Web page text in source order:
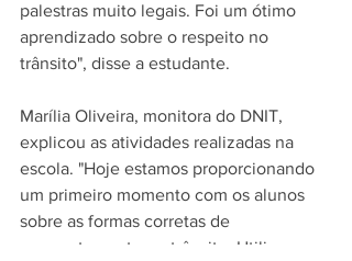
palestras muito legais. Foi um ótimo
aprendizado sobre o respeito no
trânsito", disse a estudante.
Marília Oliveira, monitora do DNIT,
explicou as atividades realizadas na
escola. "Hoje estamos proporcionando
um primeiro momento com os alunos
sobre as formas corretas de
comportamento no trânsito. Utilizamos